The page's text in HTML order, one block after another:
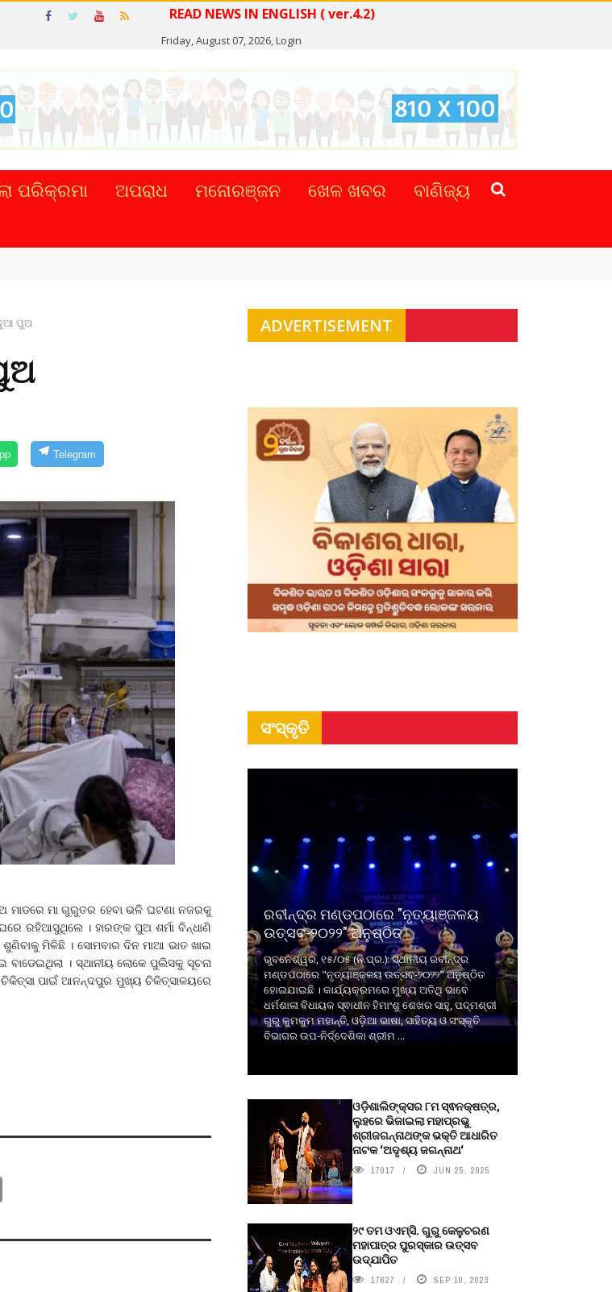
READ NEWS IN ENGLISH ( ver.4.2)
Friday, August 07, 2026,Login
ପରିକ୍ରମା ଅପରାଧ ମନୋରଞ୍ଜନ ଖେଳ ଖବର
ବାଣିଜ୍ୟ
ପୁଅ
Telegram
ମା ଗୁରୁତର ହେବା ଭଳି ଘଟଣା ନଜରକୁ
ରହିଆସୁଥିଲେ । ହାରଙ୍କ ପୁଅ ଶର୍ମା ବିନ୍ଧାଣି
ମିଳିଛି । ସୋମବାର ଦିନ ମାଆ ଭାତ ଖାଇ
। ସ୍ଥାନୀୟ ଲୋକେ ପୁଲିସକୁ ସୂଚନା
ପାଇଁ ଆନନ୍ଦପୁର ମୁଖ୍ୟ ଚିକିତ୍ସାଳୟରେ
ADVERTISEMENT
ସଂସ୍କୃତି
ରବୀନ୍ଦ୍ର ମଣ୍ଡପଠାରେ "ନୃତ୍ୟାଞ୍ଜଳୟ
ଉତ୍ସବ-୨୦୨୨" ଅନୁଷ୍ଠିତ
ଭୁବନେଶ୍ୱର, ୧୫/୦୫ (ନି.ପ୍ର.): ସ୍ଥାନୀୟ ରବୀନ୍ଦ୍ର
ମଣ୍ଡପଠାରେ "ନୃତ୍ୟାଞ୍ଜଳୟ ଉତ୍ସବ-୨୦୨୨" ଅନୁଷ୍ଠିତ
ହୋଇଯାଇଛି । କାର୍ଯ୍ୟକ୍ରମରେ ମୁଖ୍ୟ ଅତିଥି ଭାବେ
ଧର୍ମଶାଳା ବିଧାୟକ ସ୍ଵାଧୀନ ହିମାଂଶୁ ଶେଖର ସାହୁ, ପଦ୍ମଶ୍ରୀ
ଗୁରୁ କୁମକୁମ ମହାନ୍ତି, ଓଡ଼ିଆ ଭାଷା, ସାହିତ୍ୟ ଓ ସଂସ୍କୃତି
ବିଭାଗର ଉପ-ନିର୍ଦ୍ଦେଶିକା ଶ୍ରୀମ ...
ଓଡ଼ିଶାଲିଙ୍କ୍ସର ୮ମ ସ୍ଵନକ୍ଷତ୍ର,
ଲୁହରେ ଭିଜାଇଲା ମହାପ୍ରଭୁ
ଶ୍ରୀଜଗନ୍ନାଥଙ୍କ ଭକ୍ତି ଆଧାରିତ
ନାଟକ ‘ଅଦୃଶ୍ୟ ଜଗନ୍ନାଥ‘
17017 JUN 25, 2025
୨୯ ତମ ଓଏମ୍‌ସି. ଗୁରୁ କେଳୁଚରଣ
ମହାପାତ୍ର ପୁରସ୍କାର ଉତ୍ସବ
ଉଦ୍‍ଯାପିତ
17627 SEP 10, 2023